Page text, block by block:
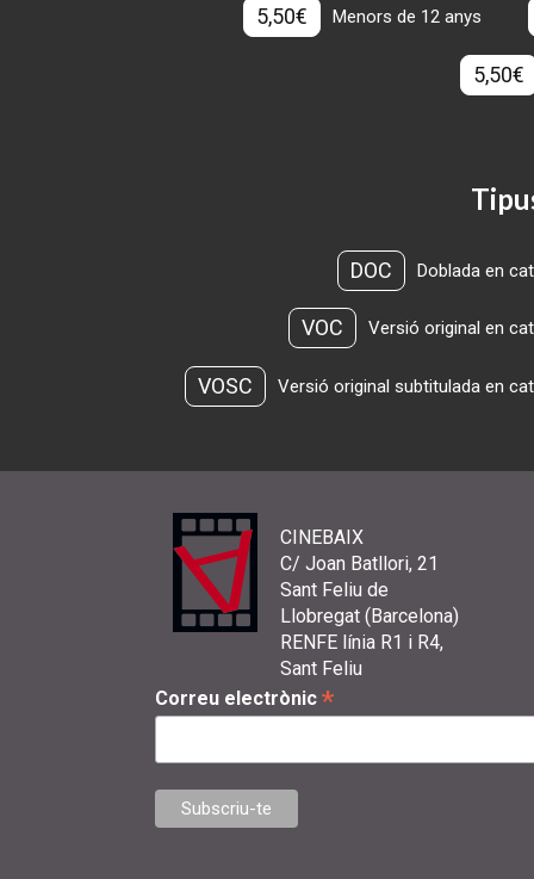
5,50€ Menors de 12 anys
5,50€
DOC Doblada en
VOC Versió original en
VOSC Versió original subtitulada en
CINEBAIX
C/ Joan Batllori, 21
Sant Feliu de
Llobregat (Barcelona)
RENFE línia R1 i R4,
Sant Feliu
Correu electrònic *